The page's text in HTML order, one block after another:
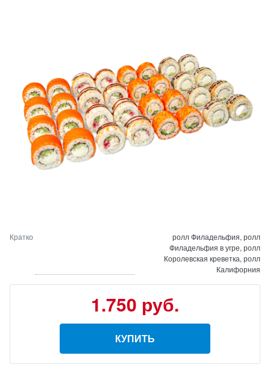
Кратко
ролл Филадельфия, ролл
Филадельфия в угре, ролл
Королевская креветка, ролл
Калифорния
1.750 руб.
КУПИТЬ